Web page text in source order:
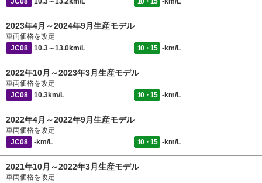
2023年4月～2024年9月生産モデル
車両価格を改定
JC08
10.3～13.0km/L 10・15 -km/L
2022年10月～2023年3月生産モデル
車両価格を改定
JC08
10.3km/L 10・15 -km/L
2022年4月～2022年9月生産モデル
車両価格を改定
JC08
-km/L 10・15 -km/L
2021年10月～2022年3月生産モデル
車両価格を改定